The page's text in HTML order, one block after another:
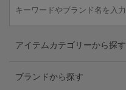
アイテムカテゴリーから探す
ブランドから探す